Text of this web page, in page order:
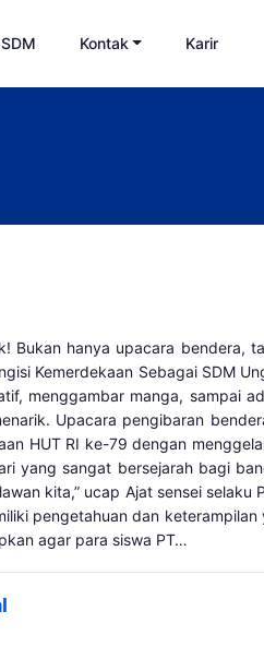
Kontak Karir
Bukan hanya upacara bendera,
Kemerdekaan Sebagai SDM
menggambar manga, sampai
Upacara pengibaran
HUT RI ke-79 dengan
yang sangat bersejarah bagi
kita,” ucap Ajat sensei selaku
pengetahuan dan
agar para siswa PT…